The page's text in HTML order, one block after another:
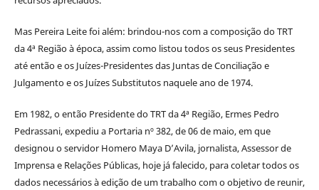
Mas Pereira Leite foi além: brindou-nos com a composição do TRT
da 4ª Região à época, assim como listou todos os seus Presidentes
até então e os Juízes-Presidentes das Juntas de Conciliação e
Julgamento e os Juízes Substitutos naquele ano de 1974.
Em 1982, o então Presidente do TRT da 4ª Região, Ermes Pedro
Pedrassani, expediu a Portaria nº 382, de 06 de maio, em que
designou o servidor Homero Maya D’Avila, jornalista, Assessor de
Imprensa e Relações Públicas, hoje já falecido, para coletar todos os
dados necessários à edição de um trabalho com o objetivo de reunir,